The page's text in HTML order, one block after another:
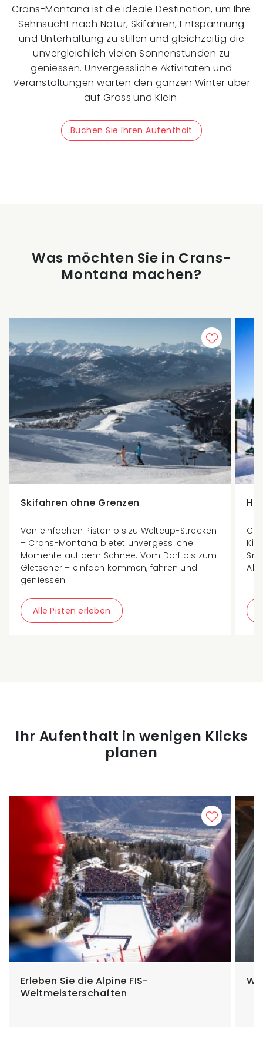
Crans-Montana ist die ideale Destination, um Ihre
Sehnsucht nach Natur, Skifahren, Entspannung
und Unterhaltung zu stillen und gleichzeitig die
unvergleichlich vielen Sonnenstunden zu
geniessen. Unvergessliche Aktivitäten und
Veranstaltungen warten den ganzen Winter über
auf Gross und Klein.
Buchen Sie Ihren Aufenthalt
Was möchten Sie in Crans-
Montana machen?
Skifahren ohne Grenzen
Von einfachen Pisten bis zu Weltcup-Strecken
– Crans-Montana bietet unvergessliche
Momente auf dem Schnee. Vom Dorf bis zum
Gletscher – einfach kommen, fahren und
geniessen!
Alle Pisten erleben
Ihr Aufenthalt in wenigen Klicks
planen
Erleben Sie die Alpine FIS-
Weltmeisterschaften